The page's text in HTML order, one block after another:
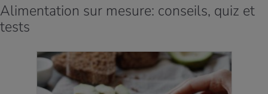
Alimentation sur mesure: conseils, quiz et
tests